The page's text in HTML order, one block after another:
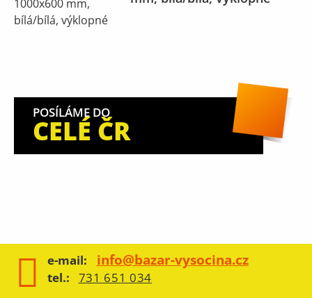
POSÍLÁME DO
CELÉ ČR
e-mail: info@bazar-vysocina.cz
tel.: 731 651 034